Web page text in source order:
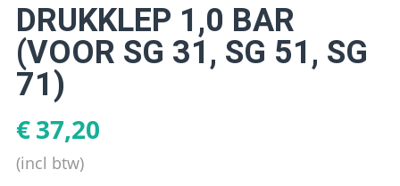
DRUKKLEP 1,0 BAR
(VOOR SG 31, SG 51, SG
71)
€37,20
(incl btw)